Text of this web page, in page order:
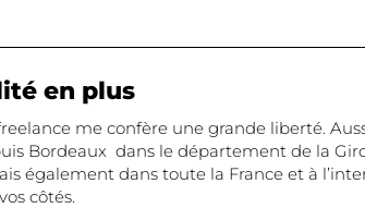
en plus
me confère une grande liberté.
Bordeaux dans le département de la
également dans toute la France et à
côtés.